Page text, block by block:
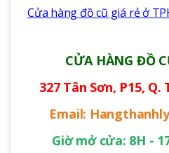
Cửa hàng đồ cũ giá rẻ ở
CỬA HÀNG ĐỒ
327 Tân Sơn, P15, Q.
Email:
Giờ mở cửa: 8H -